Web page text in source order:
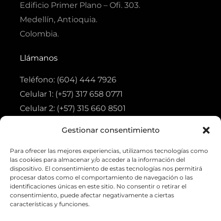
Gestionar consentimiento
Para ofrecer las mejores experiencias, utilizamos tecnologías como
las cookies para almacenar y/o acceder a la información del
dispositivo. El consentimiento de estas tecnologías nos permitirá
procesar datos como el comportamiento de navegación o las
identificaciones únicas en este sitio. No consentir o retirar el
consentimiento, puede afectar negativamente a ciertas
características y funciones.
Edificio Primer Plano – Ofi. 303.
Medellín, Antioquia.
Colombia.
Llámanos
Teléfono: (604) 444 7926
Celular 1: (+57) 317 658 0771
Celular 2: (+57) 315 660 8501
Tienda
Ofertas
Aviso de privacidad
Política de tratamiento de datos personales